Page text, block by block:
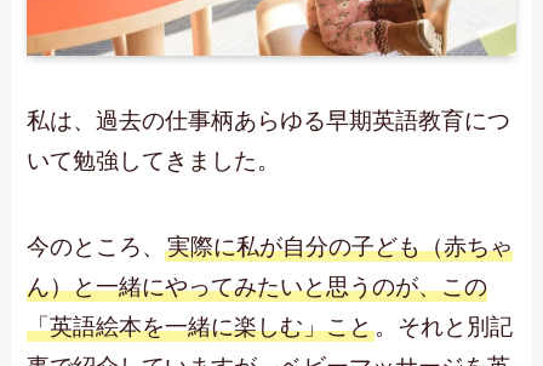
私は、過去の仕事柄あらゆる早期英語教育につ
いて勉強してきました。
今のところ、実際に私が自分の子ども（赤ちゃ
ん）と一緒にやってみたいと思うのが、この
「英語絵本を一緒に楽しむ」こと。それと別記